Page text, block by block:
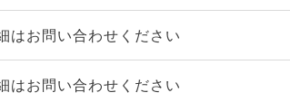
はお問い合わせください
はお問い合わせください